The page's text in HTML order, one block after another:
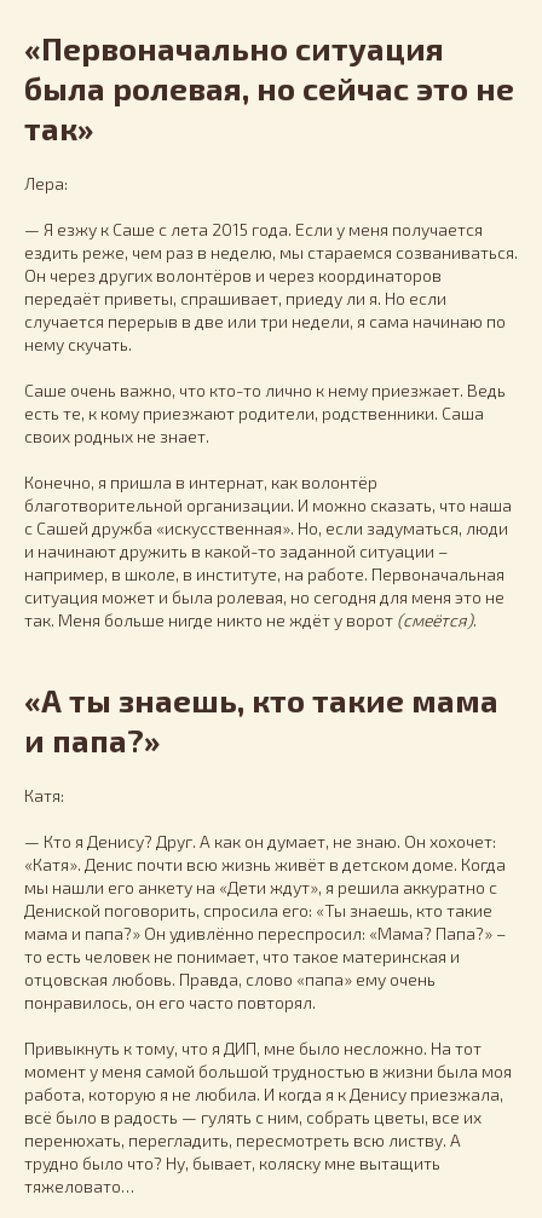
«Первоначально ситуация
была ролевая, но сейчас это не
так»
Лера:
— Я езжу к Саше с лета 2015 года. Если у меня получается
ездить реже, чем раз в неделю, мы стараемся созваниваться.
Он через других волонтёров и через координаторов
передаёт приветы, спрашивает, приеду ли я. Но если
случается перерыв в две или три недели, я сама начинаю по
нему скучать.
Саше очень важно, что кто-то лично к нему приезжает. Ведь
есть те, к кому приезжают родители, родственники. Саша
своих родных не знает.
Конечно, я пришла в интернат, как волонтёр
благотворительной организации. И можно сказать, что наша
с Сашей дружба «искусственная». Но, если задуматься, люди
и начинают дружить в какой-то заданной ситуации –
например, в школе, в институте, на работе. Первоначальная
ситуация может и была ролевая, но сегодня для меня это не
так. Меня больше нигде никто не ждёт у ворот (смеётся).
«А ты знаешь, кто такие мама
и папа?»
Катя:
— Кто я Денису? Друг. А как он думает, не знаю. Он хохочет:
«Катя». Денис почти всю жизнь живёт в детском доме. Когда
мы нашли его анкету на «Дети ждут», я решила аккуратно с
Дениской поговорить, спросила его: «Ты знаешь, кто такие
мама и папа?» Он удивлённо переспросил: «Мама? Папа?» –
то есть человек не понимает, что такое материнская и
отцовская любовь. Правда, слово «папа» ему очень
понравилось, он его часто повторял.
Привыкнуть к тому, что я ДИП, мне было несложно. На тот
момент у меня самой большой трудностью в жизни была моя
работа, которую я не любила. И когда я к Денису приезжала,
всё было в радость — гулять с ним, собрать цветы, все их
перенюхать, перегладить, пересмотреть всю листву. А
трудно было что? Ну, бывает, коляску мне вытащить
тяжеловато…